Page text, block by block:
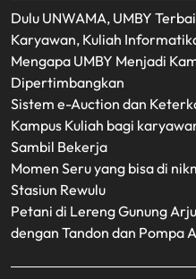
Dulu UNWAMA, UMBY
Karyawan, Kuliah
Mengapa UMBY Menjadi
Dipertimbangkan
Sistem e-Auction dan
Kampus Kuliah bagi
Sambil Bekerja
Momen Seru yang bisa di
Stasiun Rewulu
Petani di Lereng Gunung
dengan Tandon dan Pompa